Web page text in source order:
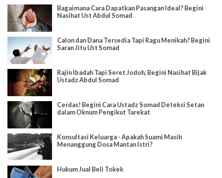
Bagaimana Cara Dapatkan Pasangan Ideal? Begini
Nasihat Ust Abdul Somad
Calon dan Dana Tersedia Tapi Ragu Menikah? Begini
Saran Jitu Ust Somad
Rajin Ibadah Tapi Seret Jodoh, Begini Nasihat Bijak
Ustadz Abdul Somad
Cerdas! Begini Cara Ustadz Somad Deteksi Setan
dalam Oknum Pengikut Tarekat
Konsultasi Keluarga - Apakah Suami Masih
Menanggung Dosa Mantan Istri?
Hukum Jual Beli Tokek